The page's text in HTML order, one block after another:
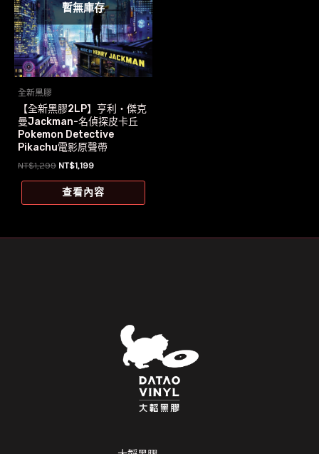
暫無庫存
全新黑膠
【全新黑膠2LP】亨利‧傑克
曼Jackman-名偵探皮卡丘
Pokemon Detective
Pikachu電影原聲帶
NT$1,299 原
價
格：
NT$1,199目
價
格：
查看內容